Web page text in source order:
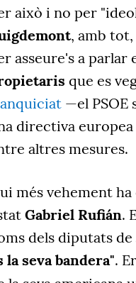
això i no per
, amb
asseure's a parlar
que es
—el PSOE
directiva
altres mesures.
més vehement
Gabriel Rufián.
dels diputats
la seva bandera".